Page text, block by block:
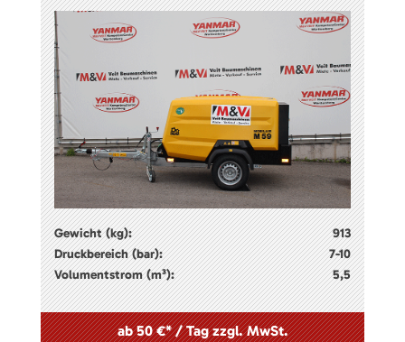
Gewicht (kg):
913
Druckbereich (bar):
7-10
Volumentstrom (m³):
5,5
ab 50 €* / Tag zzgl. MwSt.